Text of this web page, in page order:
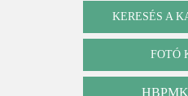
Katalógus
KERESÉS A
FOTÓ